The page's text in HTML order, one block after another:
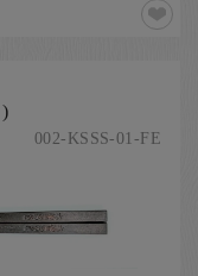
002-KSSS-01-FE